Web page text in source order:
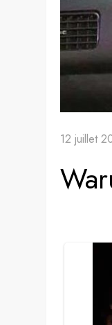
12 juillet